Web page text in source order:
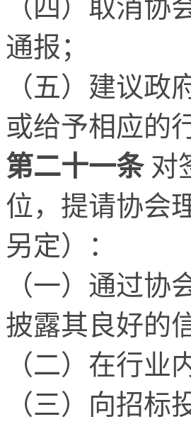
（四）取消
通报；
（五）建议
或给予相应的
第二十一条对
位，提请协会
另定）：
（一）通过
披露其良好的
（二）在行
（三）向招